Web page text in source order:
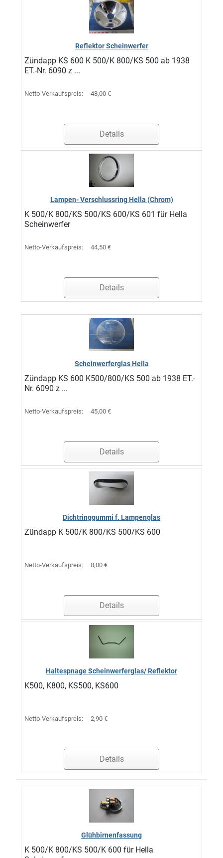
Reflektor Scheinwerfer
Zündapp KS 600 K 500/K 800/KS 500 ab 1938
ET.-Nr. 6090 z ...
Netto-Verkaufspreis: 48,00 €
Details
Lampen- Verschlussring Hella (Chrom)
K 500/K 800/KS 500/KS 600/KS 601 für Hella
Scheinwerfer
Netto-Verkaufspreis: 44,50 €
Details
Scheinwerferglas Hella
Zündapp KS 600 K500/800/KS 500 ab 1938 ET.-
Nr. 6090 z ...
Netto-Verkaufspreis: 45,00 €
Details
Dichtringgummi f. Lampenglas
Zündapp K 500/K 800/KS 500/KS 600
Netto-Verkaufspreis: 8,00 €
Details
Haltespnage Scheinwerferglas/ Reflektor
K500, K800, KS500, KS600
Netto-Verkaufspreis: 2,90 €
Details
Glühbirnenfassung
K 500/K 800/KS 500/K 600 für Hella